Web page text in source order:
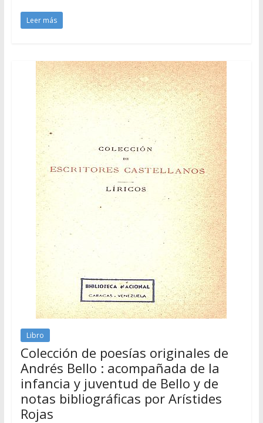
Leer más
Libro
Colección de poesías originales de
Andrés Bello : acompañada de la
infancia y juventud de Bello y de
notas bibliográficas por Arístides
Rojas